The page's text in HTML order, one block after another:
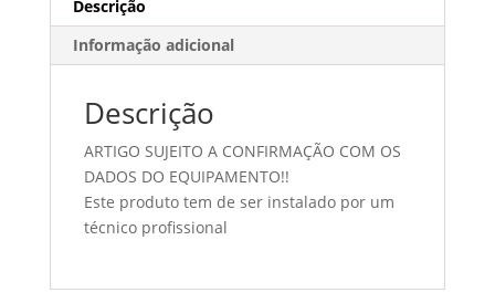
Descrição
Informação adicional
Descrição
ARTIGO SUJEITO A CONFIRMAÇÃO COM OS
DADOS DO EQUIPAMENTO!!
Este produto tem de ser instalado por um
técnico profissional